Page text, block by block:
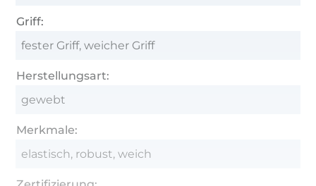
Griff:
fester Griff, weicher Griff
Herstellungsart:
gewebt
Merkmale:
elastisch, robust, weich